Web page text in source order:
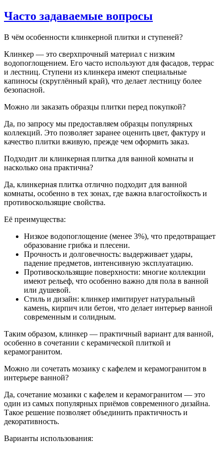
Часто задаваемые вопросы
В чём особенности клинкерной плитки и ступеней?
Клинкер — это сверхпрочный материал с низким
водопоглощением. Его часто используют для фасадов, террас
и лестниц. Ступени из клинкера имеют специальные
капиносы (скруглённый край), что делает лестницу более
безопасной.
Можно ли заказать образцы плитки перед покупкой?
Да, по запросу мы предоставляем образцы популярных
коллекций. Это позволяет заранее оценить цвет, фактуру и
качество плитки вживую, прежде чем оформить заказ.
Подходит ли клинкерная плитка для ванной комнаты и
насколько она практична?
Да, клинкерная плитка отлично подходит для ванной
комнаты, особенно в тех зонах, где важна влагостойкость и
противоскользящие свойства.
Её преимущества:
Низкое водопоглощение (менее 3%), что предотвращает
образование грибка и плесени.
Прочность и долговечность: выдерживает удары,
падение предметов, интенсивную эксплуатацию.
Противоскользящие поверхности: многие коллекции
имеют рельеф, что особенно важно для пола в ванной
или душевой.
Стиль и дизайн: клинкер имитирует натуральный
камень, кирпич или бетон, что делает интерьер ванной
современным и солидным.
Таким образом, клинкер — практичный вариант для ванной,
особенно в сочетании с керамической плиткой и
керамогранитом.
Можно ли сочетать мозаику с кафелем и керамогранитом в
интерьере ванной?
Да, сочетание мозаики с кафелем и керамогранитом — это
один из самых популярных приёмов современного дизайна.
Такое решение позволяет объединить практичность и
декоративность.
Варианты использования: